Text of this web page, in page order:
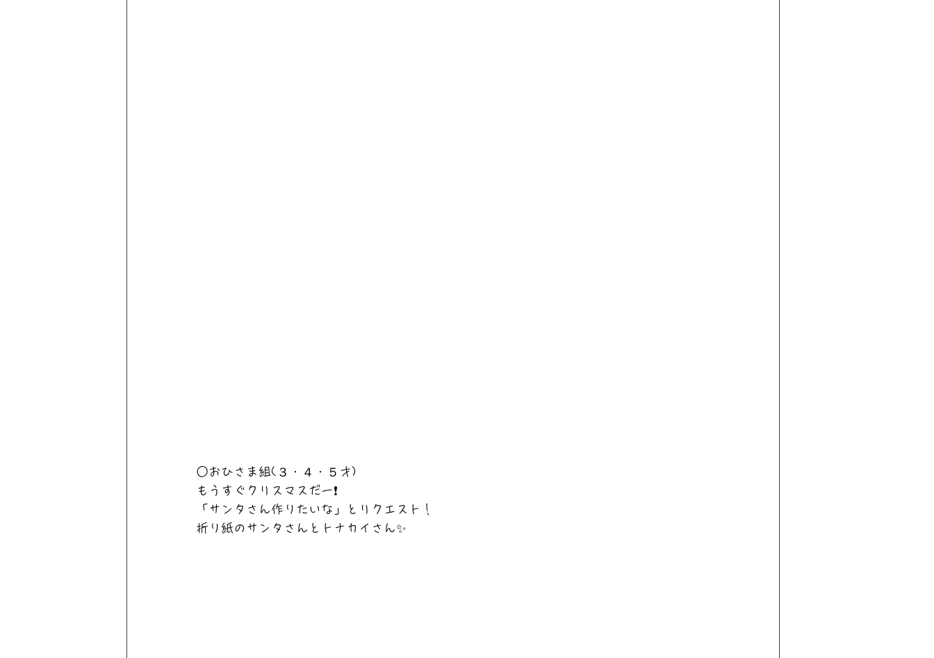
○おひさま組(３・４・５才)
もうすぐクリスマスだー❗
「サンタさん作りたいな」とリクエスト！
折り紙のサンタさんとトナカイさん✨